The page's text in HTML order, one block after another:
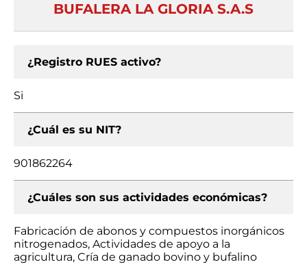
BUFALERA LA GLORIA S.A.S
¿Registro RUES activo?
Si
¿Cuál es su NIT?
901862264
¿Cuáles son sus actividades económicas?
Fabricación de abonos y compuestos inorgánicos
nitrogenados, Actividades de apoyo a la
agricultura, Cría de ganado bovino y bufalino